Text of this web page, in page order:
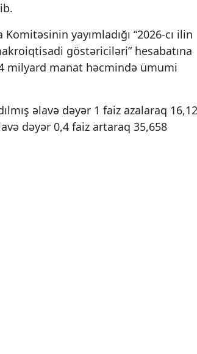
yayımladığı “2026-cı ilin
göstəriciləri” hesabatına
milyard manat həcmində ümumi
əlavə dəyər 1 faiz azalaraq
dəyər 0,4 faiz artaraq 35,658